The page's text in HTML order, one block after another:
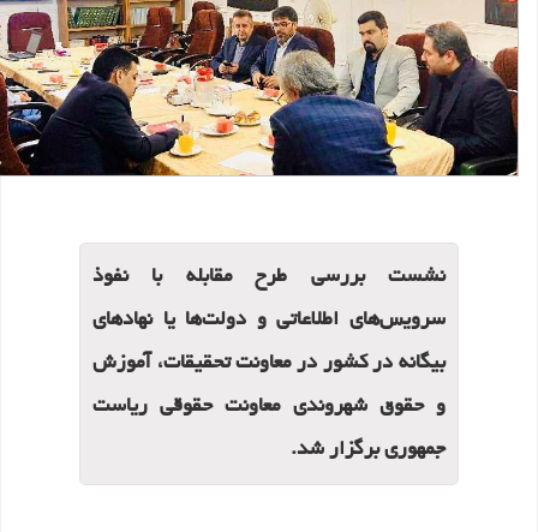
نشست بررسی طرح مقابله با نفوذ
سرویس‌های اطلاعاتی و دولت‌ها یا نهادهای
بیگانه در کشور در معاونت تحقیقات، آموزش
و حقوق شهروندی معاونت حقوقی ریاست
جمهوری برگزار شد.